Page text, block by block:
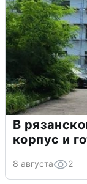
В
корпус и
8 августа 2